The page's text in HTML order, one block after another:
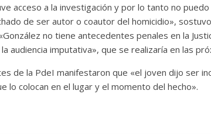
acceso a la investigación y por lo tanto no
de ser autor o coautor del homicidio»,
no tiene antecedentes penales en la
audiencia imputativa», que se realizaría en las
de la PdeI manifestaron que «el joven dijo ser
lo colocan en el lugar y el momento del hecho».